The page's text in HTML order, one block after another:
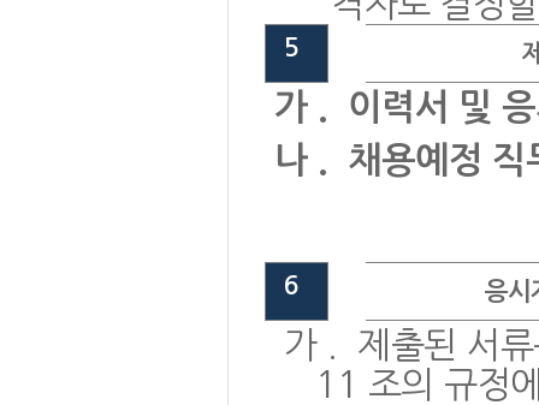
5
가 .
이력서 및
나 . 채용예정
6 응시
가
제출된 서
11 조의 규정